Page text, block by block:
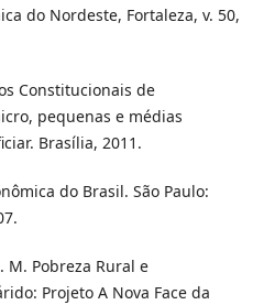
do Nordeste, Fortaleza, v. 50,
Constitucionais de
pequenas e médias
Brasília, 2011.
do Brasil. São Paulo:
M. Pobreza Rural e
Projeto A Nova Face da